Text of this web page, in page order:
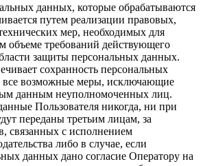
данных, которые обрабатываются
путем реализации правовых,
мер, необходимых для
объеме требований действующего
защиты персональных данных.
сохранность персональных
все возможные меры, исключающие
данным неуполномоченных лиц.
Пользователя никогда, ни при
переданы третьим лицам, за
связанных с исполнением
либо в случае, если
данных дано согласие Оператору на